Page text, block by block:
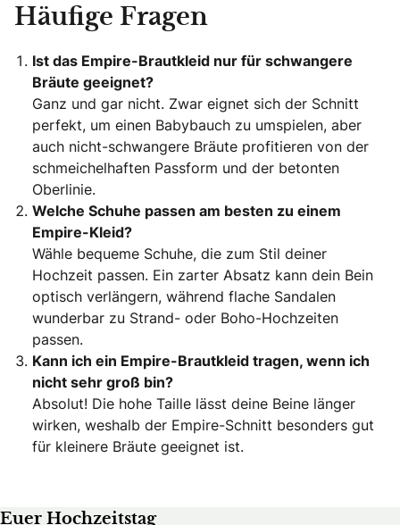
Häufige Fragen
Ist das Empire-Brautkleid nur für schwangere
Bräute geeignet?
Ganz und gar nicht. Zwar eignet sich der Schnitt
perfekt, um einen Babybauch zu umspielen, aber
auch nicht-schwangere Bräute profitieren von der
schmeichelhaften Passform und der betonten
Oberlinie.
Welche Schuhe passen am besten zu einem
Empire-Kleid?
Wähle bequeme Schuhe, die zum Stil deiner
Hochzeit passen. Ein zarter Absatz kann dein Bein
optisch verlängern, während flache Sandalen
wunderbar zu Strand- oder Boho-Hochzeiten
passen.
Kann ich ein Empire-Brautkleid tragen, wenn ich
nicht sehr groß bin?
Absolut! Die hohe Taille lässt deine Beine länger
wirken, weshalb der Empire-Schnitt besonders gut
für kleinere Bräute geeignet ist.
Euer Hochzeitstag